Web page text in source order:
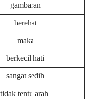
gambaran
berehat
maka
berkecil hati
sangat sedih
tidak tentu arah